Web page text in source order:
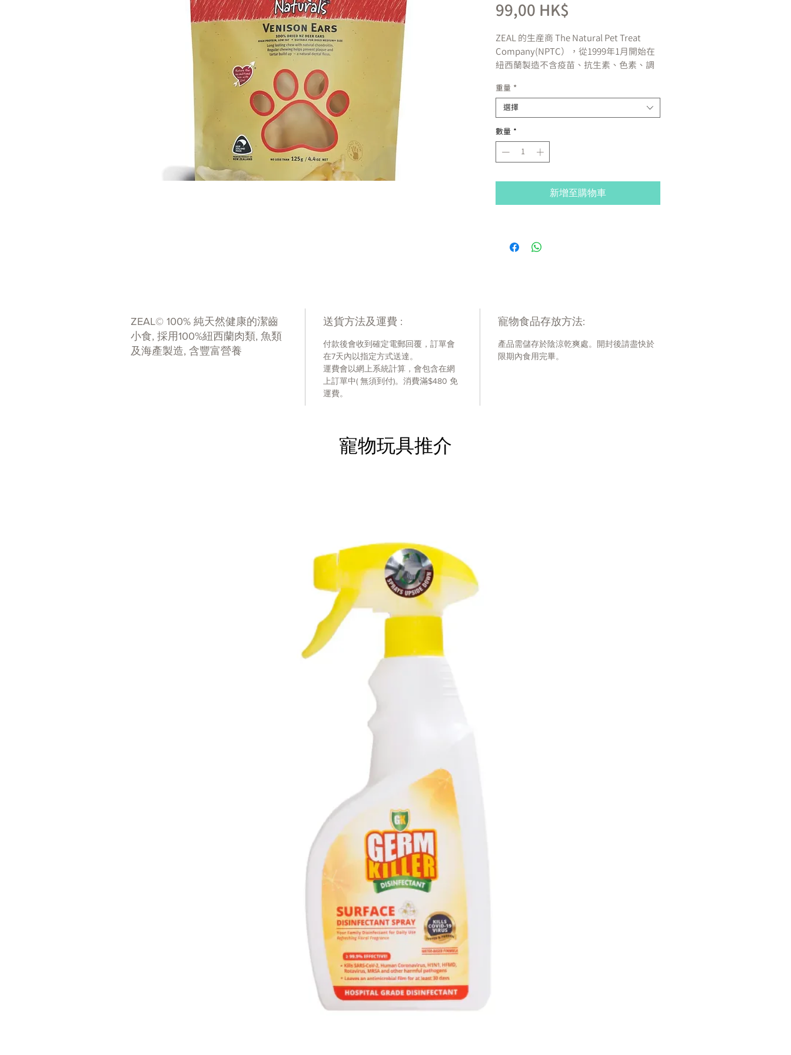
99,00 HK$
ZEAL 的生産商 The Natural Pet Treat
Company(NPTC），從1999年1月開始在
紐西蘭製造不含疫苗、抗生素、色素、調
這種營養豐富，美味可口的食物富含高度
可消化的蛋白質，也是歐米茄3的豐富來源
－100％天然，符合人類食用級數。
－不含任何防腐劑，類固醇或抗生素、香
料、色素等。
－美國食品及藥物管理局之註冊食品。
產地
脂肪: 23.3
灰: 4.6
纖維: 0.8
重量 *
選擇
數量 *
新增至購物車
ZEAL© 100% 純天然健康的潔齒
小食, 採用100%紐西蘭肉類, 魚類
及海產製造, 含豐富營養
送貨方法及運費 :
付款後會收到確定電郵回覆，訂單會
在7天內以指定方式送達。
運費會以網上系統計算，會包含在網
上訂單中( 無須到付)。消費滿$480 免
運費。
寵物食品存放方法:
產品需儲存於陰涼乾爽處。開封後請盡快於
限期內食用完畢。
寵物玩具推介